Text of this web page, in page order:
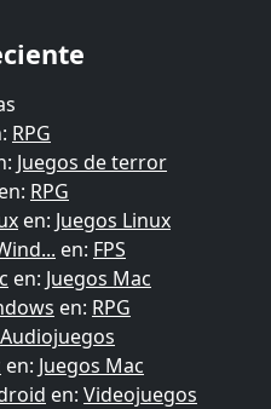
RPG
Juegos de terror
en: RPG
en: Juegos Linux
en: FPS
en: Juegos Mac
en: RPG
Audiojuegos
en: Juegos Mac
en: Videojuegos